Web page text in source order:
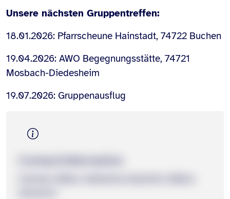
Unsere nächsten Gruppentreffen:
18.01.2026: Pfarrscheune Hainstadt, 74722 Buchen
19.04.2026: AWO Begegnungsstätte, 74721
Mosbach-Diedesheim
19.07.2026: Gruppenausflug